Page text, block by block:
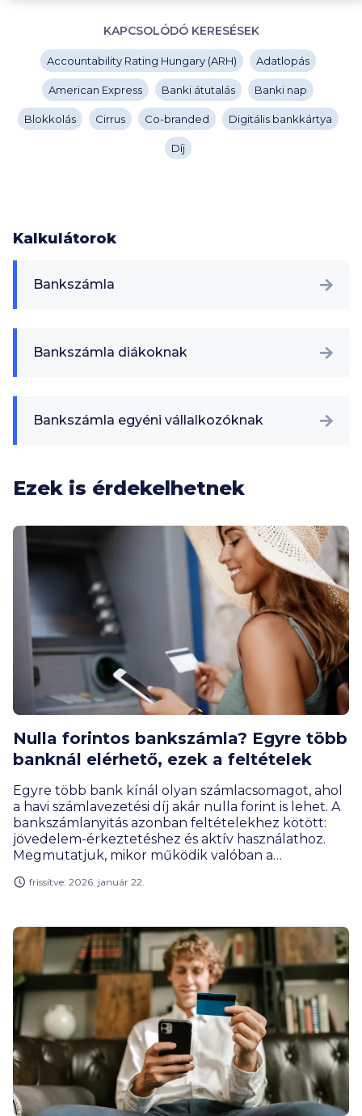
KAPCSOLÓDÓ KERESÉSEK
Accountability Rating Hungary (ARH) Adatlopás
American Express Banki átutalás Banki nap
Blokkolás Cirrus Co-branded Digitális bankkártya
Díj
Kalkulátorok
Bankszámla
Bankszámla diákoknak
Bankszámla egyéni vállalkozóknak
Ezek is érdekelhetnek
Nulla forintos bankszámla? Egyre több
banknál elérhető, ezek a feltételek
Egyre több bank kínál olyan számlacsomagot, ahol
a havi számlavezetési díj akár nulla forint is lehet. A
bankszámlanyitás azonban feltételekhez kötött:
jövedelem-érkeztetéshez és aktív használathoz.
Megmutatjuk, mikor működik valóban a
frissítve: 2026. január 22.